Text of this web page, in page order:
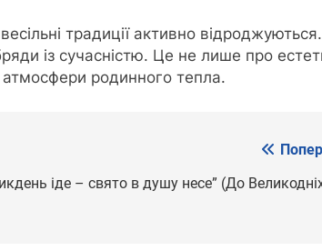
весільні традиції активно
із сучасністю. Це не лише про
атмосфери родинного тепла.
іде – свято в душу несе” (До